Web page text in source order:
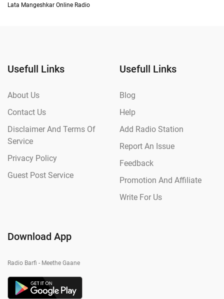
Lata Mangeshkar Online Radio
Usefull Links
About Us
Contact Us
Disclaimer And Terms Of
Service
Privacy Policy
Guest Post Service
Usefull Links
Blog
Help
Add Radio Station
Report An Issue
Feedback
Promotion And Affiliate
Write For Us
Download App
Radio Barfi - Meethe Gaane